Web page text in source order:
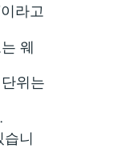
라고
웨
위는
니